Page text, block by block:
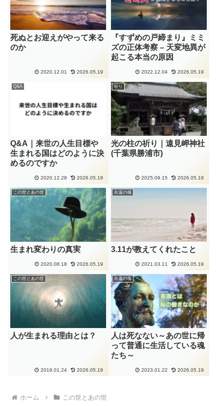
死ぬとお迎えがやって来る
のか
2020.12.01 2026.05.19
『すずめの戸締まり』ミミ
ズの正体考察 – 天変地異が
起こる本当の原因
2022.12.04 2026.05.19
Q&A
Q&A｜来世の人生目標や
生まれる国はどのように決
めるのですか
2020.12.28 2026.05.19
祈り
光の柱の祈り｜遠見岬神社
(千葉県勝浦市)
2025.09.15 2026.05.19
この世とあの世
生まれ変わりの真実
2020.08.18 2026.05.19
永遠の魂
3.11が教えてくれたこと
2021.03.11 2026.05.19
この世とあの世
人が生まれる理由とは？
2019.01.24 2026.05.19
永遠の魂
人は死なない～あの世に帰
って普通に生活している魂
たち～
2023.01.22 2026.05.19
ホーム この世とあの世